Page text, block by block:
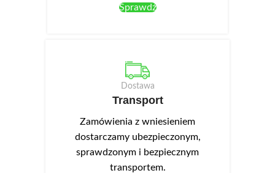
Sprawdź
Dostawa
Transport
Zamówienia z wniesieniem
dostarczamy ubezpieczonym,
sprawdzonym i bezpiecznym
transportem.